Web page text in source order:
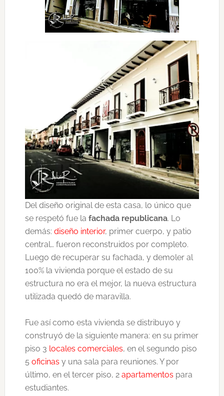
Del diseño original de esta casa, lo único que
se respetó fue la fachada republicana. Lo
demás: diseño interior, primer cuerpo, y patio
central… fueron reconstruidos por completo.
Luego de recuperar su fachada, y demoler al
100% la vivienda porque el estado de su
estructura no era el mejor, la nueva estructura
utilizada quedó de maravilla.
Fue así como esta vivienda se distribuyo y
construyó de la siguiente manera: en su primer
piso 3 locales comerciales, en el segundo piso
5 oficinas y una sala para reuniones. Y por
último, en el tercer piso, 2 apartamentos para
estudiantes.